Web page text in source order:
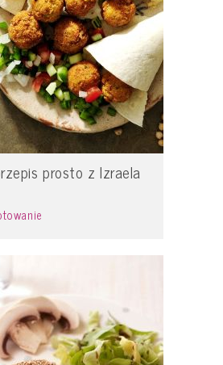
prosto z Izraela